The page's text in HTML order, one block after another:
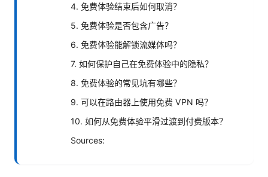
4. 免费体验结束后如何取消？
5. 免费体验是否包含广告？
6. 免费体验能解锁流媒体吗？
7. 如何保护自己在免费体验中的隐私？
8. 免费体验的常见坑有哪些？
9. 可以在路由器上使用免费 VPN 吗？
10. 如何从免费体验平滑过渡到付费版本？
Sources: